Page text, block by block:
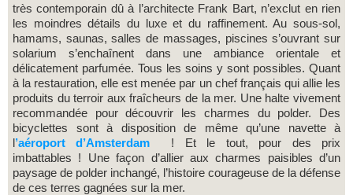
très contemporain dû à l’architecte Frank Bart, n’exclut en rien
les moindres détails du luxe et du raffinement. Au sous-sol,
hamams, saunas, salles de massages, piscines s’ouvrant sur
solarium s’enchaînent dans une ambiance orientale et
délicatement parfumée. Tous les soins y sont possibles. Quant
à la restauration, elle est menée par un chef français qui allie les
produits du terroir aux fraîcheurs de la mer. Une halte vivement
recommandée pour découvrir les charmes du polder. Des
bicyclettes sont à disposition de même qu’une navette à
l’aéroport d’Amsterdam ! Et le tout, pour des prix
imbattables ! Une façon d’allier aux charmes paisibles d’un
paysage de polder inchangé, l’histoire courageuse de la défense
de ces terres gagnées sur la mer.